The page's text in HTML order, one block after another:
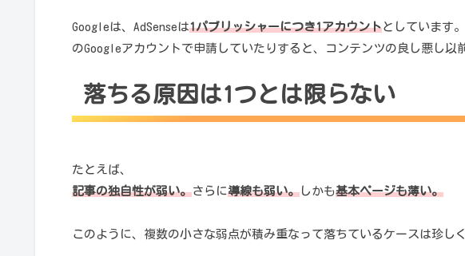
Googleは、AdSenseは1パブリッシャーにつき1アカウントとしています
のGoogleアカウントで申請していたりすると、コンテンツの良し悪し以
落ちる原因は1つとは限らない
たとえば、
記事の独自性が弱い。さらに導線も弱い。 しかも基本ページも薄い。
このように、複数の小さな弱点が積み重なって落ちているケースは珍し